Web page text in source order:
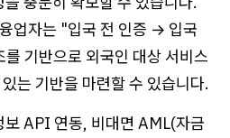
업자는 "입국 전 인증 → 입국
기반으로 외국인 대상 서비스
는 기반을 마련할 수 있습니다.
보 API 연동, 비대면 AML(자금